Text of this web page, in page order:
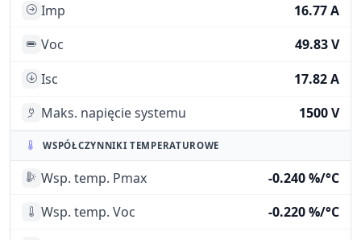
Imp
16.77 A
Voc
49.83 V
Isc
17.82 A
Maks. napięcie systemu
1500 V
WSPÓŁCZYNNIKI TEMPERATUROWE
Wsp. temp. Pmax
-0.240 %/°C
Wsp. temp. Voc
-0.220 %/°C